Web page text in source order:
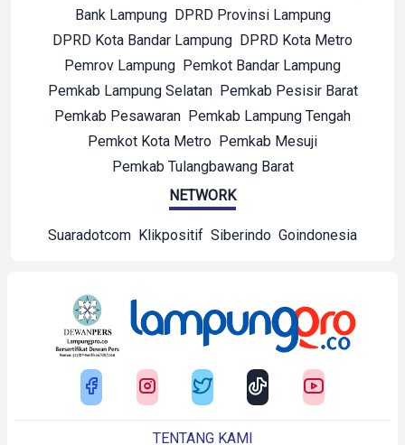
Bank Lampung
DPRD Provinsi Lampung
DPRD Kota Bandar Lampung DPRD Kota Metro
Pemrov Lampung Pemkot Bandar Lampung
Pemkab Lampung Selatan
Pemkab Pesisir Barat
Pemkab Pesawaran Pemkab Lampung Tengah
Pemkot Kota Metro Pemkab Mesuji
Pemkab Tulangbawang Barat
NETWORK
Suaradotcom Klikpositif Siberindo Goindonesia
TENTANG KAMI